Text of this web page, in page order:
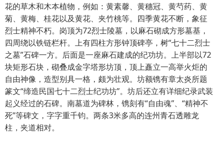
花的草木和木本植物，例如：黄素馨、黄穗冠、黄芍药、黄
菊、黄梅、桂花以及黄花、夹竹桃等。四季黄花不断，象征
烈士精神不朽。岗顶为72烈士陵墓，以麻石砌成方形墓基，
四周绕以铁链栏杆。上有四柱方形钟顶碑亭，树“七十二烈士
之墓”石碑一方。后面是一座麻石建成的纪功坊。上半部以72
块矩形石块，砌叠成金字塔形坊顶，顶上矗立一高举火炬的
自由神像，造型别具一格，颇为壮观。坊额镌有章太炎所题
篆文“缔造民国七十二烈士纪功坊”。坊后还立有详细纪录武装
起义经过的石碑。南墓道为碑林，镌刻有“自由魂”、“精神不
死”等碑文，字字重千钧。两条3米多高的连州青石透雕龙
柱，夹道相对。